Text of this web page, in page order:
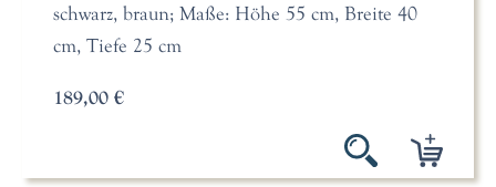
schwarz, braun; Maße: Höhe 55 cm, Breite 40
cm, Tiefe 25 cm
189,00 €